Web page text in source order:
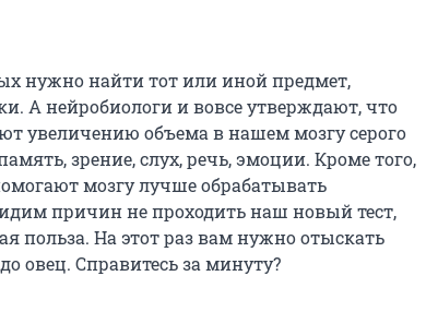
нужно найти тот или иной предмет,
А нейробиологи и вовсе утверждают, что
увеличению объема в нашем мозгу серого
зрение, слух, речь, эмоции. Кроме того,
мозгу лучше обрабатывать
причин не проходить наш новый тест,
польза. На этот раз вам нужно отыскать
овец. Справитесь за минуту?